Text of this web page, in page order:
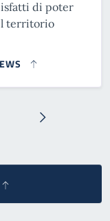
di poter
territorio
Pagina